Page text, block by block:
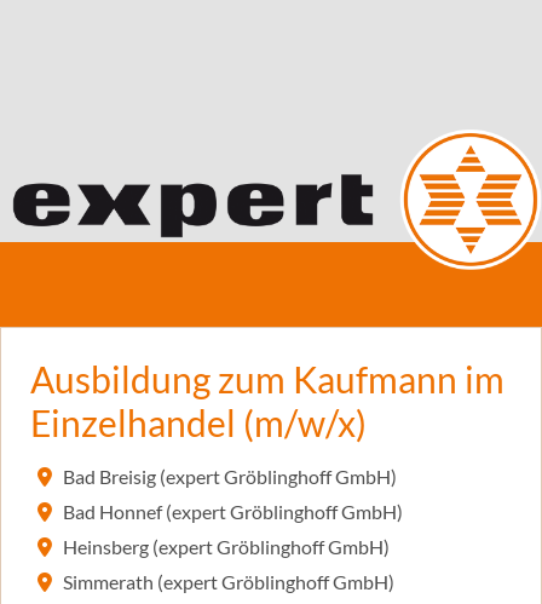
Ausbildung zum Kaufmann im
Einzelhandel (m/w/x)
Bad Breisig (expert Gröblinghoff GmbH)
Bad Honnef (expert Gröblinghoff GmbH)
Heinsberg (expert Gröblinghoff GmbH)
Simmerath (expert Gröblinghoff GmbH)